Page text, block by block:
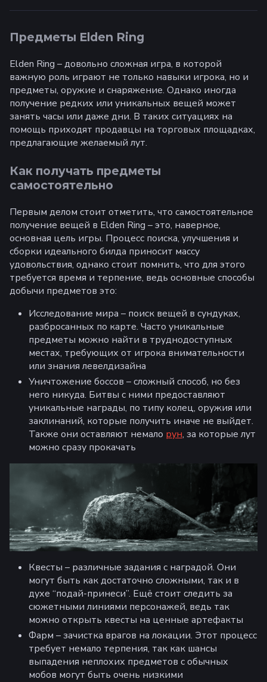
Предметы Elden Ring
Elden Ring – довольно сложная игра, в которой
важную роль играют не только навыки игрока, но и
предметы, оружие и снаряжение. Однако иногда
получение редких или уникальных вещей может
занять часы или даже дни. В таких ситуациях на
помощь приходят продавцы на торговых площадках,
предлагающие желаемый лут.
Как получать предметы
самостоятельно
Первым делом стоит отметить, что самостоятельное
получение вещей в Elden Ring – это, наверное,
основная цель игры. Процесс поиска, улучшения и
сборки идеального билда приносит массу
удовольствия, однако стоит помнить, что для этого
требуется время и терпение, ведь основные способы
добычи предметов это:
Исследование мира – поиск вещей в сундуках,
разбросанных по карте. Часто уникальные
предметы можно найти в труднодоступных
местах, требующих от игрока внимательности
или знания левелдизайна
Уничтожение боссов – сложный способ, но без
него никуда. Битвы с ними предоставляют
уникальные награды, по типу колец, оружия или
заклинаний, которые получить иначе не выйдет.
Также они оставляют немало рун, за которые лут
можно сразу прокачать
Квесты – различные задания с наградой. Они
могут быть как достаточно сложными, так и в
духе “подай-принеси”. Ещё стоит следить за
сюжетными линиями персонажей, ведь так
можно открыть квесты на ценные артефакты
Фарм – зачистка врагов на локации. Этот процесс
требует немало терпения, так как шансы
выпадения неплохих предметов с обычных
мобов могут быть очень низкими